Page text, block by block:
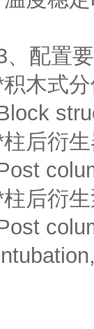
、配置
积木式
柱后衍
柱后衍